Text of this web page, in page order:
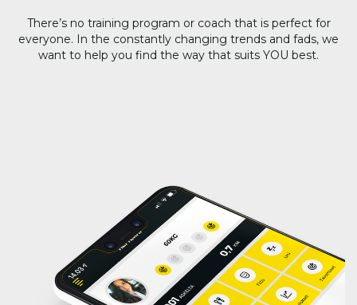
There’s no training program or coach that is perfect for
everyone. In the constantly changing trends and fads, we
want to help you find the way that suits YOU best.